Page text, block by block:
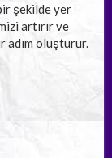
şekilde yer
artırır ve
adım oluşturur.